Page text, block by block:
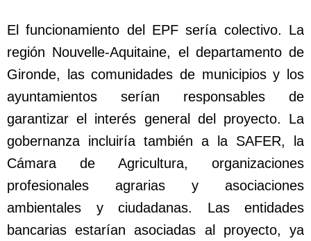
El funcionamiento del EPF sería colectivo. La
región Nouvelle-Aquitaine, el departamento de
Gironde, las comunidades de municipios y los
ayuntamientos serían responsables de
garantizar el interés general del proyecto. La
gobernanza incluiría también a la SAFER, la
Cámara de Agricultura, organizaciones
profesionales agrarias y asociaciones
ambientales y ciudadanas. Las entidades
bancarias estarían asociadas al proyecto, ya